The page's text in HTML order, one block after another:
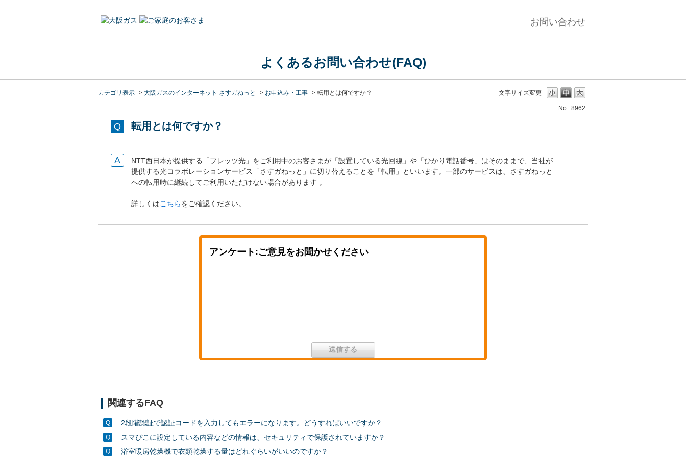
お問い合わせ
よくあるお問い合わせ(FAQ)
文字サイズ変更
カテゴリ表示 > 大阪ガスのインターネット さすガねっと > お申込み・工事 > 転用とは何ですか？
No : 8962
転用とは何ですか？
NTT西日本が提供する「フレッツ光」をご利用中のお客さまが「設置している光回線」や「ひかり電話番号」はそのままで、当社が
提供する光コラボレーションサービス「さすガねっと」に切り替えることを「転用」といいます。一部のサービスは、さすガねっと
への転用時に継続してご利用いただけない場合があります 。
詳しくはこちらをご確認ください。
アンケート:ご意見をお聞かせください
関連するFAQ
2段階認証で認証コードを入力してもエラーになります。どうすればいいですか？
スマぴこに設定している内容などの情報は、セキュリティで保護されていますか？
浴室暖房乾燥機で衣類乾燥する量はどれぐらいがいいのですか？